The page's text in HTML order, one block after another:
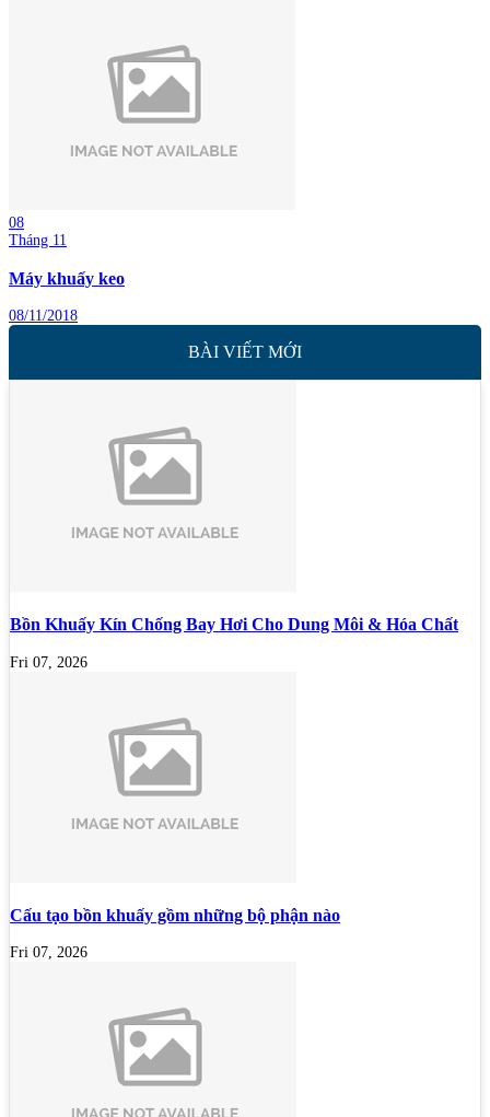
08
Tháng 11
Máy khuấy keo
08/11/2018
BÀI VIẾT MỚI
Bồn Khuấy Kín Chống Bay Hơi Cho Dung Môi & Hóa Chất
Fri 07, 2026
Cấu tạo bồn khuấy gồm những bộ phận nào
Fri 07, 2026